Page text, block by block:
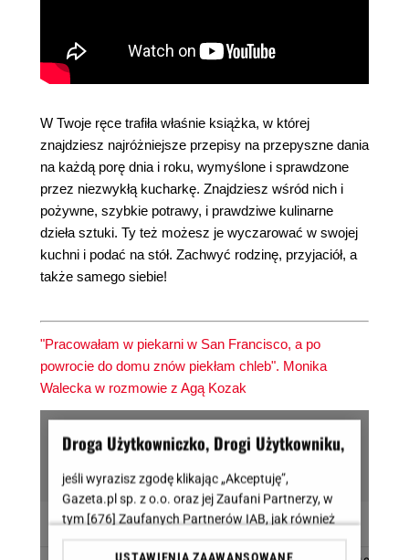
W Twoje ręce trafiła właśnie książka, w której
znajdziesz najróżniejsze przepisy na przepyszne dania
na każdą porę dnia i roku, wymyślone i sprawdzone
przez niezwykłą kucharkę. Znajdziesz wśród nich i
pożywne, szybkie potrawy, i prawdziwe kulinarne
dzieła sztuki. Ty też możesz je wyczarować w swojej
kuchni i podać na stół. Zachwyć rodzinę, przyjaciół, a
także samego siebie!
"Pracowałam w piekarni w San Francisco, a po
powrocie do domu znów piekłam chleb". Monika
Walecka w rozmowie z Agą Kozak